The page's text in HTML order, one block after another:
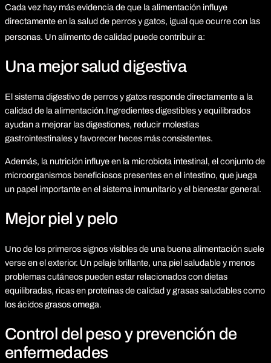
Cada vez hay más evidencia de que la alimentación influye
directamente en la salud de perros y gatos, igual que ocurre con las
personas. Un alimento de calidad puede contribuir a:
Una mejor salud digestiva
El sistema digestivo de perros y gatos responde directamente a la
calidad de la alimentación.Ingredientes digestibles y equilibrados
ayudan a mejorar las digestiones, reducir molestias
gastrointestinales y favorecer heces más consistentes.
Además, la nutrición influye en la microbiota intestinal, el conjunto de
microorganismos beneficiosos presentes en el intestino, que juega
un papel importante en el sistema inmunitario y el bienestar general.
Mejor piel y pelo
Uno de los primeros signos visibles de una buena alimentación suele
verse en el exterior. Un pelaje brillante, una piel saludable y menos
problemas cutáneos pueden estar relacionados con dietas
equilibradas, ricas en proteínas de calidad y grasas saludables como
los ácidos grasos omega.
Control del peso y prevención de
enfermedades